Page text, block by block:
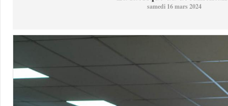
samedi 16 mars 2024